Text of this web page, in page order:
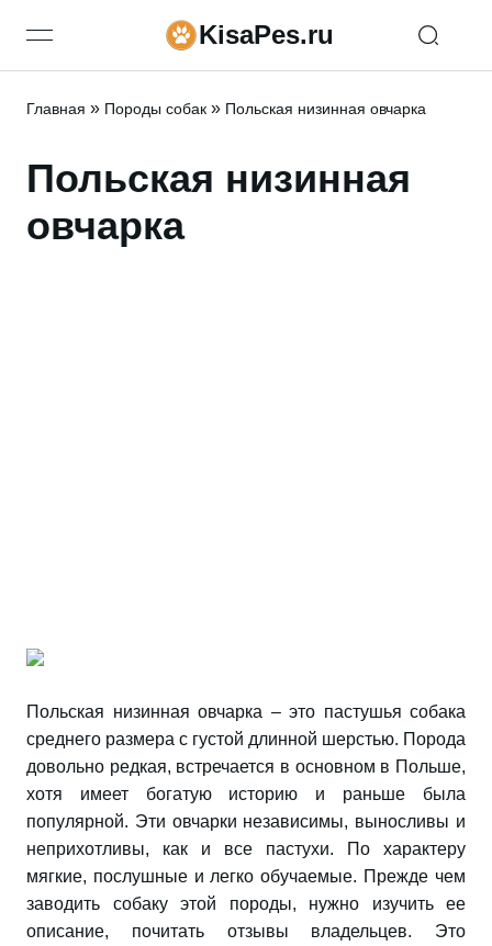
open navigation menuKisaPes.ru
Главная » Породы собак » Польская низинная овчарка
Польская низинная
овчарка
Польская низинная овчарка – это пастушья собака
среднего размера с густой длинной шерстью. Порода
довольно редкая, встречается в основном в Польше,
хотя имеет богатую историю и раньше была
популярной. Эти овчарки независимы, выносливы и
неприхотливы, как и все пастухи. По характеру
мягкие, послушные и легко обучаемые. Прежде чем
заводить собаку этой породы, нужно изучить ее
описание, почитать отзывы владельцев. Это